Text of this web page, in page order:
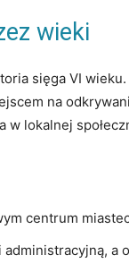
wieki
sięga‍ VI
‍na
lokalnej‌
centrum
administracyjną,